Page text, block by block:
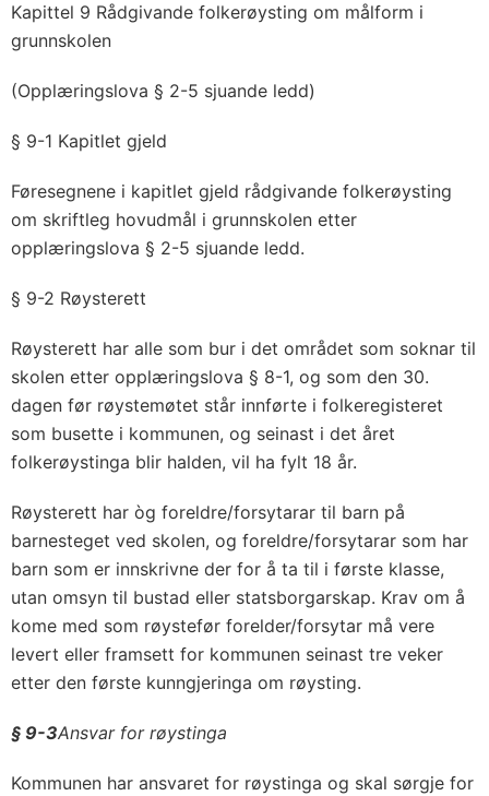
Kapittel 9 Rådgivande folkerøysting om målform i
grunnskolen
(Opplæringslova § 2-5 sjuande ledd)
§ 9-1 Kapitlet gjeld
Føresegnene i kapitlet gjeld rådgivande folkerøysting
om skriftleg hovudmål i grunnskolen etter
opplæringslova § 2-5 sjuande ledd.
§ 9-2 Røysterett
Røysterett har alle som bur i det området som soknar til
skolen etter opplæringslova § 8-1, og som den 30.
dagen før røystemøtet står innførte i folkeregisteret
som busette i kommunen, og seinast i det året
folkerøystinga blir halden, vil ha fylt 18 år.
Røysterett har òg foreldre/forsytarar til barn på
barnesteget ved skolen, og foreldre/forsytarar som har
barn som er innskrivne der for å ta til i første klasse,
utan omsyn til bustad eller statsborgarskap. Krav om å
kome med som røystefør forelder/forsytar må vere
levert eller framsett for kommunen seinast tre veker
etter den første kunngjeringa om røysting.
§ 9-3Ansvar for røystinga
Kommunen har ansvaret for røystinga og skal sørgje for